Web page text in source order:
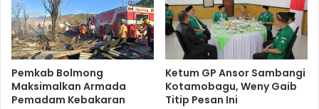
Pemkab Bolmong
Maksimalkan Armada
Pemadam Kebakaran
Ketum GP Ansor Sambangi
Kotamobagu, Weny Gaib
Titip Pesan Ini